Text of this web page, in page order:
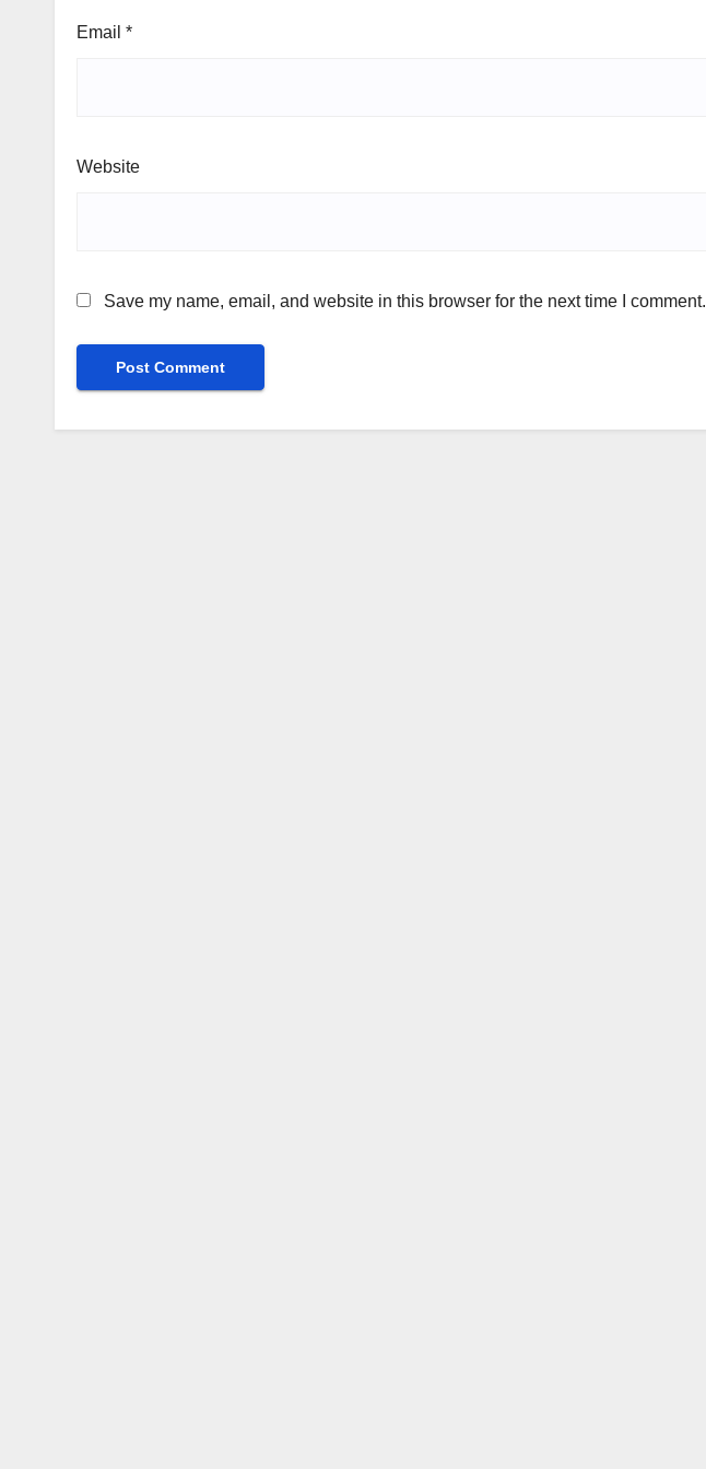
Email *
Website
Save my name, email, and website in this browser for the next time I comment.